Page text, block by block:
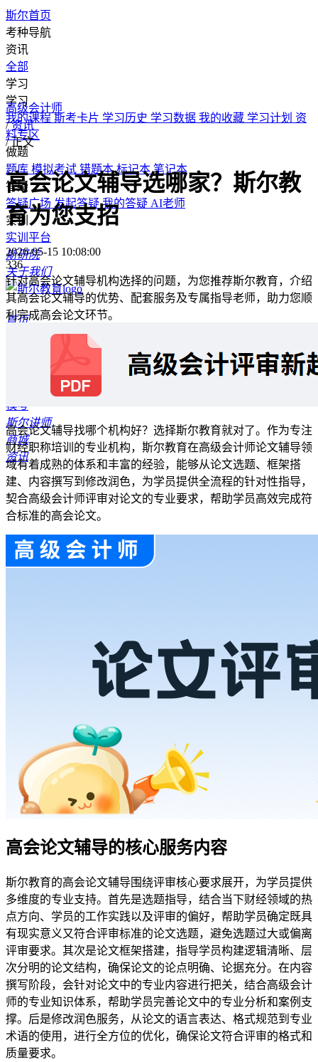
斯尔首页
考种导航
资讯
全部
学习
学习
我的课程 斯考卡片 学习历史 学习数据 我的收藏 学习计划 资
料专区
做题
题库 模拟考试 错题本标记本笔记本
答疑
答疑广场 发起答疑我的答疑 AI老师
实训
实训平台
斯研院
关于我们
首页
报考指南
模考
斯尔讲师
商城
资讯
高级会计师
/ 资讯
/ 正文
高会论文辅导选哪家？斯尔教
育为您支招
2026-05-15 10:08:00
336
针对高会论文辅导机构选择的问题，为您推荐斯尔教育，介绍
其高会论文辅导的优势、配套服务及专属指导老师，助力您顺
利完成高会论文环节。
高会论文辅导找哪个机构好？选择斯尔教育就对了。作为专注
财经职称培训的专业机构，斯尔教育在高级会计师论文辅导领
域有着成熟的体系和丰富的经验，能够从论文选题、框架搭
建、内容撰写到修改润色，为学员提供全流程的针对性指导，
契合高级会计师评审对论文的专业要求，帮助学员高效完成符
合标准的高会论文。
高会论文辅导的核心服务内容
斯尔教育的高会论文辅导围绕评审核心要求展开，为学员提供
多维度的专业支持。首先是选题指导，结合当下财经领域的热
点方向、学员的工作实践以及评审的偏好，帮助学员确定既具
有现实意义又符合评审标准的论文选题，避免选题过大或偏离
评审要求。其次是论文框架搭建，指导学员构建逻辑清晰、层
次分明的论文结构，确保论文的论点明确、论据充分。在内容
撰写阶段，会针对论文中的专业内容进行把关，结合高级会计
师的专业知识体系，帮助学员完善论文中的专业分析和案例支
撑。后是修改润色服务，从论文的语言表达、格式规范到专业
术语的使用，进行全方位的优化，确保论文符合评审的格式和
质量要求。